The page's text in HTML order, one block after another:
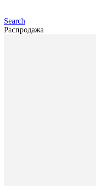
Search
Распродажа